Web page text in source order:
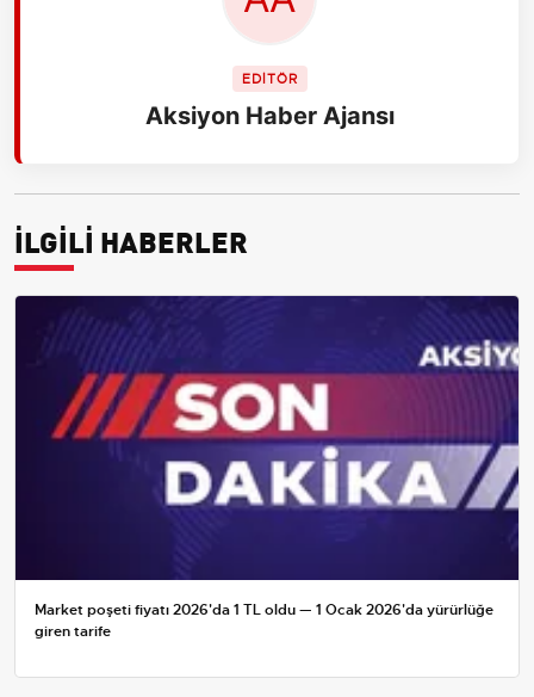
EDİTÖR
Aksiyon Haber Ajansı
İLGİLİ HABERLER
Market poşeti fiyatı 2026'da 1 TL oldu — 1 Ocak 2026'da yürürlüğe
giren tarife